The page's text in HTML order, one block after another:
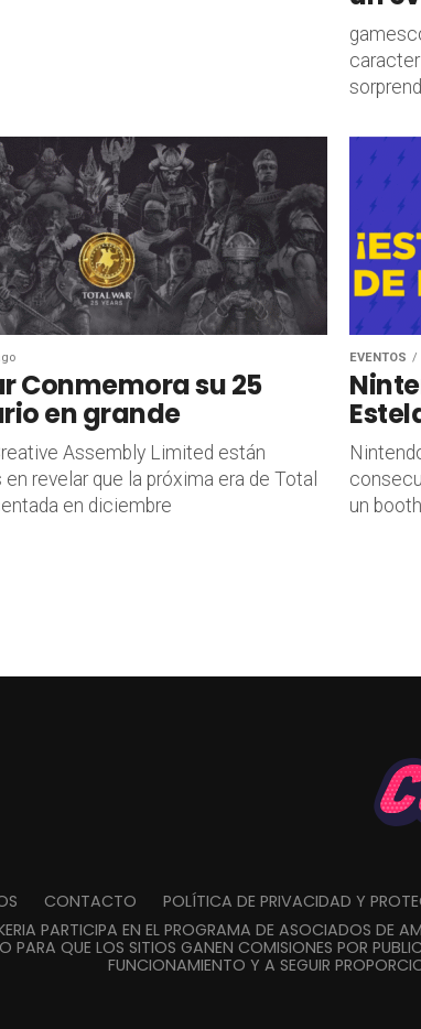
Conmemora su 25
en grande
Assembly Limited están
revelar que la próxima era de Total
en diciembre
EVENTOS
un
CONTACTO POLÍTICA DE PRIVACIDAD Y
PARTICIPA EN EL PROGRAMA DE ASOCIADOS DE
PARA QUE LOS SITIOS GANEN COMISIONES POR
FUNCIONAMIENTO Y A SEGUIR